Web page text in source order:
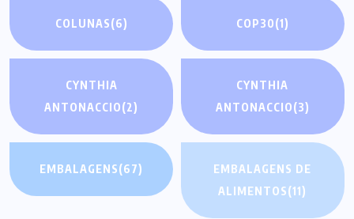
COLUNAS(6) COP30(1)
CYNTHIA
ANTONACCIO(2)
CYNTHIA
ANTONACCIO(3)
EMBALAGENS(67)
EMBALAGENS DE
ALIMENTOS(11)